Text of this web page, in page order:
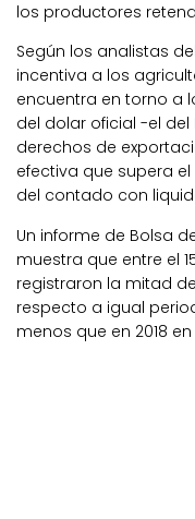
los productores
Según los analistas
incentiva a los
encuentra en torno a
del dolar oficial -el del
derechos de
efectiva que supera
del contado con
Un informe de Bolsa
muestra que entre el
registraron la mitad
respecto a igual
menos que en 2018